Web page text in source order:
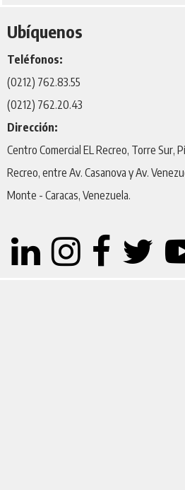
Ubíquenos
Teléfonos:
(0212) 762.83.55
(0212) 762.20.43
Dirección:
Centro Comercial EL Recreo, Torre Sur,
Recreo, entre Av. Casanova y Av.
Monte - Caracas, Venezuela.